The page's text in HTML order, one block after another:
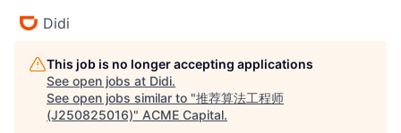
ACME Homepage
Didi
This job is no longer accepting applications
See open jobs at Didi.
See open jobs similar to "推荐算法工程师
(J250825016)" ACME Capital.